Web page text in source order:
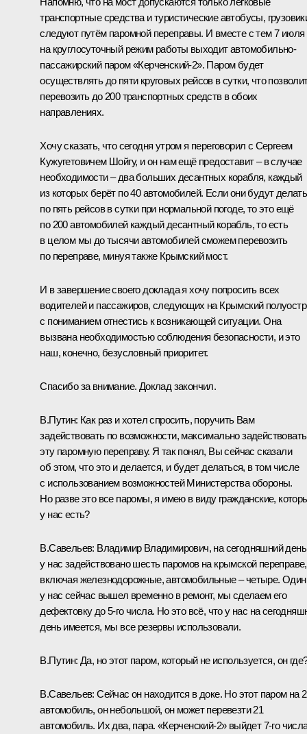
транспортные средства и туристические автобусы,
следуют путём паромной переправы. И вместе с тем 7 июля
на круглосуточный режим работы выходит автомобильно-
пассажирский паром «Керченский-2». Паром будет
осуществлять до пяти круговых рейсов в сутки, что
перевозить до 200 транспортных средств в обоих
направлениях.
Хочу сказать, что сегодня утром я переговорил с Сергеем
Кужугетовичем Шойгу, и он нам ещё предоставит – в случае
необходимости – два больших десантных корабля, каждый
из которых берёт по 40 автомобилей. Если они будут делать
по пять рейсов в сутки при нормальной погоде, то это ещё
по 200 автомобилей каждый десантный корабль, то есть
в целом мы до тысячи автомобилей сможем перевозить
по переправе, минуя также Крымский мост.
И в завершение своего доклада я хочу попросить всех
водителей и пассажиров, следующих на Крымский
с пониманием отнестись к возникающей ситуации. Она
вызвана необходимостью соблюдения безопасности, и это
наш, конечно, безусловный приоритет.
Спасибо за внимание. Доклад закончил.
В.Путин: Как раз и хотел спросить, поручить Вам
задействовать по возможности, максимально задействовать
эту паромную переправу. Я так понял, Вы сейчас сказали
об этом, что это и делается, и будет делаться, в том числе
с использованием возможностей Министерства обороны.
Но разве это все паромы, я имею в виду гражданские,
у нас есть?
В.Савельев: Владимир Владимирович, на сегодняшний день
у нас задействовано шесть паромов на крымской переправе,
включая железнодорожные, автомобильные – четыре. Один
у нас сейчас вышел временно в ремонт, мы сделаем его
дефектовку до 5-го числа. Но это всё, что у нас на
день имеется, мы все резервы использовали.
В.Путин: Да, но этот паром, который не используется, он
В.Савельев: Сейчас он находится в доке. Но этот паром на
автомобиль, он небольшой, он может перевезти 21
автомобиль. Их два, пара. «Керченский-2» выйдет 7-го